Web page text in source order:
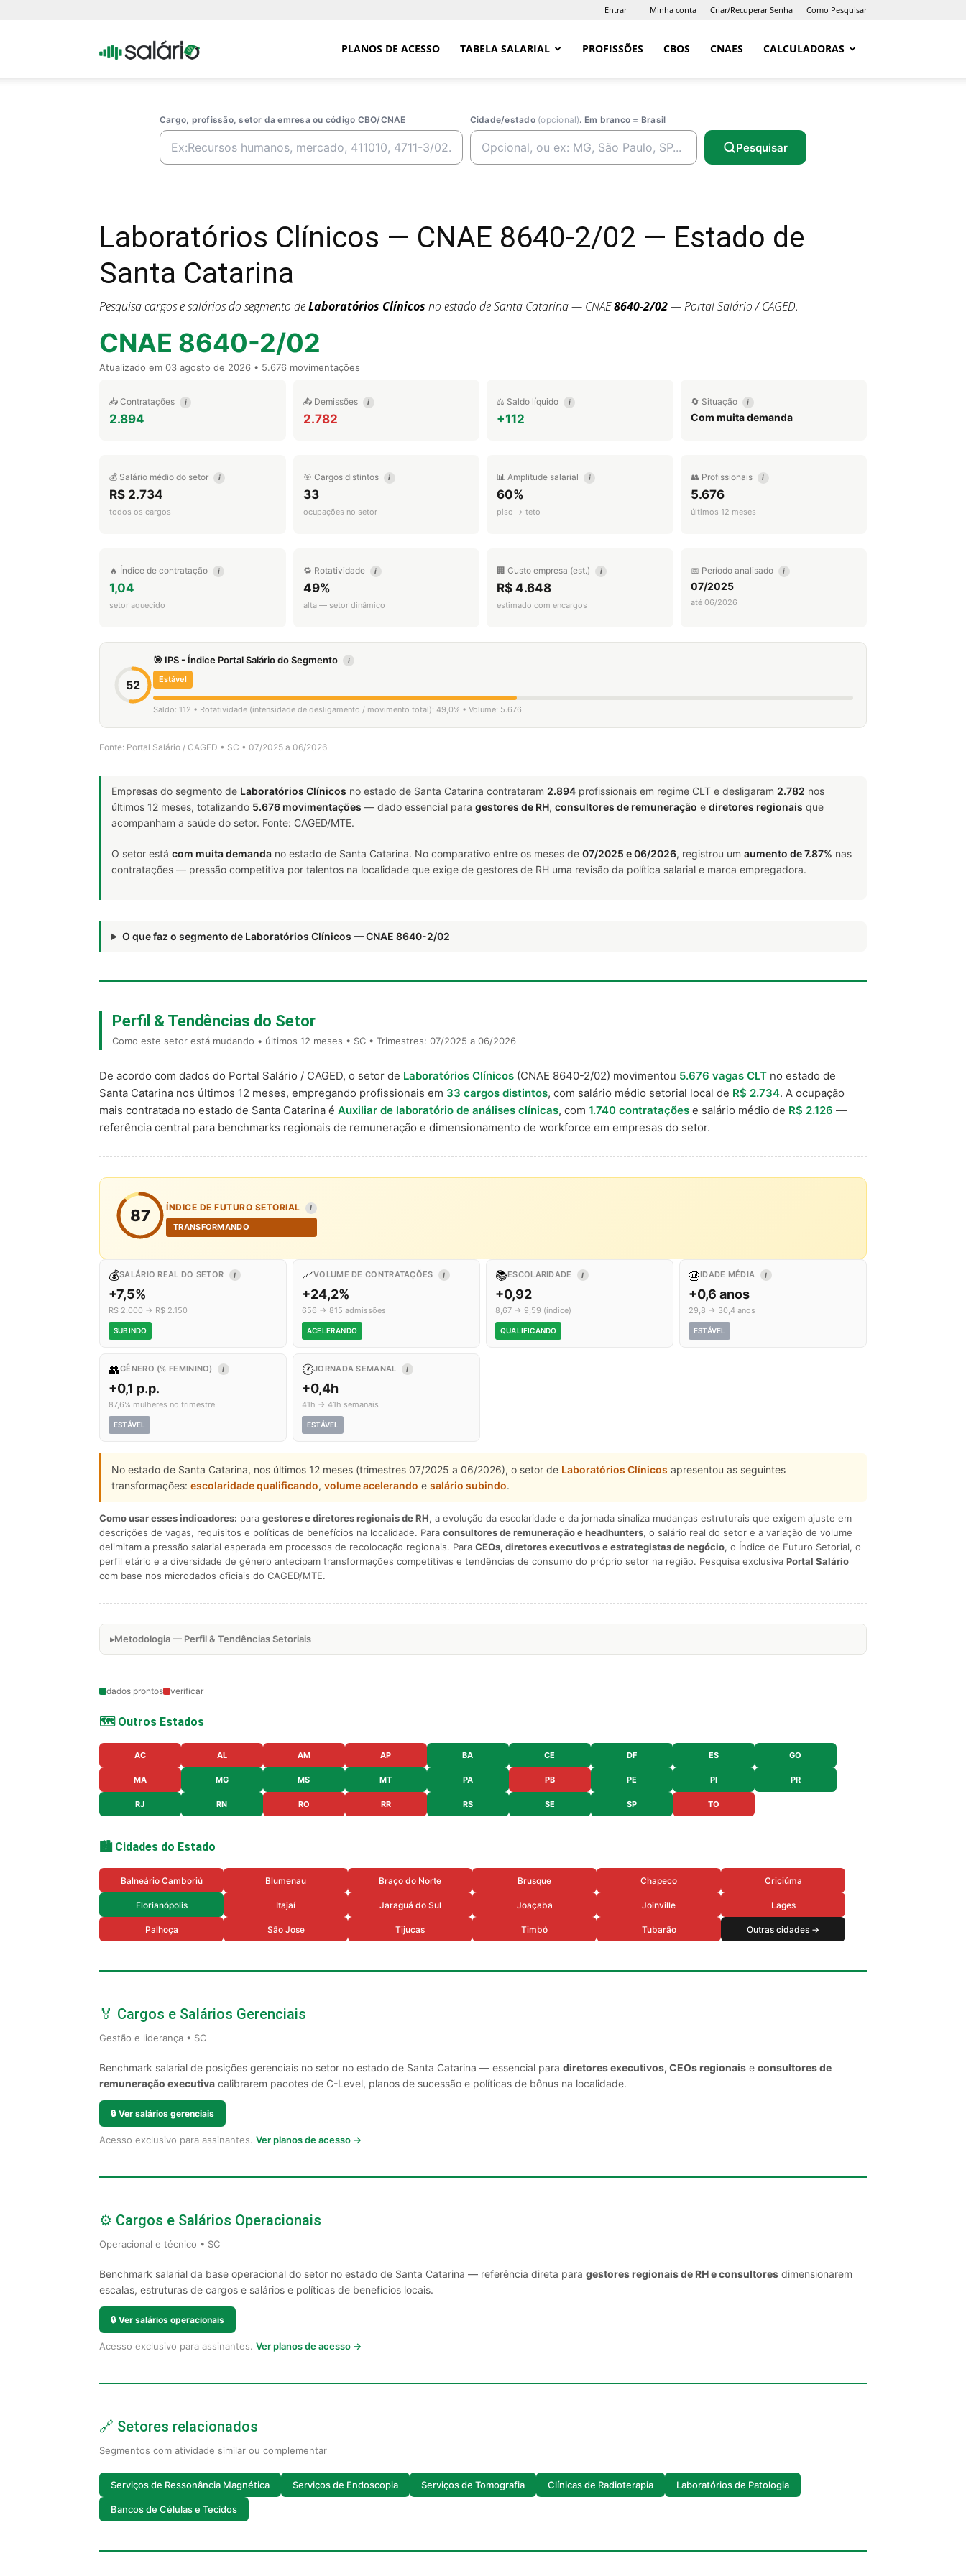
Entrar Minha conta Criar/Recuperar Senha Como Pesquisar
Portal PLANOS DE ACESSO TABELA SALARIAL PROFISSÕES CBOS CNAES CALCULADORAS
Cargo, profissão, setor da emresa ou código CBO/CNAE Cidade/estado (opcional). Em branco = Brasil
Pesquisar
Laboratórios Clínicos — CNAE 8640-2/02 — Estado de
Santa Catarina
Pesquisa cargos e salários do segmento deLaboratórios Clínicos no estado de Santa Catarina — CNAE8640-2/02— Portal Salário / CAGED.
CNAE 8640-2/02
Atualizado em 03 agosto de 2026 • 5.676 movimentações
📥 Contratações i
2.894
📤 Demissões i
2.782
⚖️ Saldo líquido i
+112
🔄 Situação i
Com muita demanda
💰 Salário médio do setor i
R$ 2.734
todos os cargos
🎯 Cargos distintos i
33
ocupações no setor
📊 Amplitude salarial i
60%
piso → teto
👥 Profissionais i
5.676
últimos 12 meses
🔥 Índice de contratação i
1,04
setor aquecido
🔁 Rotatividade i
49%
alta — setor dinâmico
🏢 Custo empresa (est.) i
R$ 4.648
estimado com encargos
📅 Período analisado i
07/2025
até 06/2026
52
🎯 IPS - Índice Portal Salário do Segmento i
Estável
Saldo: 112 • Rotatividade (intensidade de desligamento / movimento total): 49,0% • Volume: 5.676
Fonte: Portal Salário / CAGED • SC • 07/2025 a 06/2026
Empresas do segmento de Laboratórios Clínicos no estado de Santa Catarina contrataram 2.894 profissionais em regime CLT e desligaram 2.782 nos
últimos 12 meses, totalizando 5.676 movimentações — dado essencial para gestores de RH, consultores de remuneração e diretores regionais que
acompanham a saúde do setor. Fonte: CAGED/MTE.
O setor está com muita demanda no estado de Santa Catarina. No comparativo entre os meses de 07/2025 e 06/2026, registrou um aumento de 7.87% nas
contratações — pressão competitiva por talentos na localidade que exige de gestores de RH uma revisão da política salarial e marca empregadora.
O que faz o segmento de Laboratórios Clínicos — CNAE 8640-2/02
Perfil & Tendências do Setor
Como este setor está mudando • últimos 12 meses • SC • Trimestres: 07/2025 a 06/2026
De acordo com dados do Portal Salário / CAGED, o setor de Laboratórios Clínicos (CNAE 8640-2/02) movimentou 5.676 vagas CLT no estado de
Santa Catarina nos últimos 12 meses, empregando profissionais em 33 cargos distintos, com salário médio setorial local de R$ 2.734. A ocupação
mais contratada no estado de Santa Catarina é Auxiliar de laboratório de análises clínicas, com 1.740 contratações e salário médio de R$ 2.126 —
referência central para benchmarks regionais de remuneração e dimensionamento de workforce em empresas do setor.
87 ÍNDICE DE FUTURO SETORIAL I
TRANSFORMANDO
💰SALÁRIO REAL DO SETOR I
+7,5%
R$ 2.000 → R$ 2.150
SUBINDO
📈VOLUME DE CONTRATAÇÕES I
+24,2%
656 → 815 admissões
ACELERANDO
📚ESCOLARIDADE I
+0,92
8,67 → 9,59 (índice)
QUALIFICANDO
🎂IDADE MÉDIA I
+0,6 anos
29,8 → 30,4 anos
ESTÁVEL
👥GÊNERO (% FEMININO) I
+0,1 p.p.
87,6% mulheres no trimestre
ESTÁVEL
🕐JORNADA SEMANAL I
+0,4h
41h → 41h semanais
ESTÁVEL
No estado de Santa Catarina, nos últimos 12 meses (trimestres 07/2025 a 06/2026), o setor de Laboratórios Clínicos apresentou as seguintes
transformações: escolaridade qualificando, volume acelerando e salário subindo.
Como usar esses indicadores: para gestores e diretores regionais de RH, a evolução da escolaridade e da jornada sinaliza mudanças estruturais que exigem ajuste em
descrições de vagas, requisitos e políticas de benefícios na localidade. Para consultores de remuneração e headhunters, o salário real do setor e a variação de volume
delimitam a pressão salarial esperada em processos de recolocação regionais. Para CEOs, diretores executivos e estrategistas de negócio, o Índice de Futuro Setorial, o
perfil etário e a diversidade de gênero antecipam transformações competitivas e tendências de consumo do próprio setor na região. Pesquisa exclusiva Portal Salário
com base nos microdados oficiais do CAGED/MTE.
Metodologia — Perfil & Tendências Setoriais
dados prontos verificar
🗺️ Outros Estados
AC AL AM AP BA CE DF ES GO
MA MG MS MT PA PB PE PI PR
RJ RN RO RR RS SE SP TO
🏙️ Cidades do Estado
Balneário Camboriú Blumenau Braço do Norte Brusque Chapeco Criciúma
Florianópolis Itajaí Jaraguá do Sul Joaçaba Joinville Lages
Palhoça São Jose Tijucas Timbó Tubarão Outras cidades →
🏅 Cargos e Salários Gerenciais
Gestão e liderança • SC
Benchmark salarial de posições gerenciais no setor no estado de Santa Catarina — essencial para diretores executivos, CEOs regionais e consultores de
remuneração executiva calibrarem pacotes de C-Level, planos de sucessão e políticas de bônus na localidade.
🔒 Ver salários gerenciais
Acesso exclusivo para assinantes. Ver planos de acesso →
⚙️ Cargos e Salários Operacionais
Operacional e técnico • SC
Benchmark salarial da base operacional do setor no estado de Santa Catarina — referência direta para gestores regionais de RH e consultores dimensionarem
escalas, estruturas de cargos e salários e políticas de benefícios locais.
🔒 Ver salários operacionais
Acesso exclusivo para assinantes. Ver planos de acesso →
🔗 Setores relacionados
Segmentos com atividade similar ou complementar
Serviços de Ressonância Magnética Serviços de Endoscopia Serviços de Tomografia Clínicas de Radioterapia Laboratórios de Patologia
Bancos de Células e Tecidos